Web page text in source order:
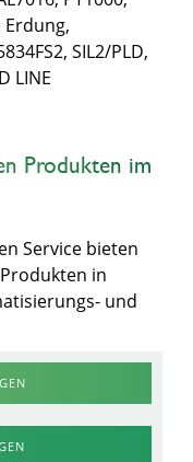
SIL2/PLD,
LINE
Produkten im
Service bieten
in
und